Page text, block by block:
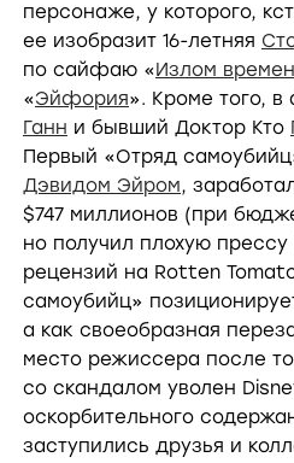
персонаже, у которого,
ее изобразит 16-летняя
по сайфаю «Излом
«Эйфория». Кроме того,
Ганн и бывший Доктор Кто
Первый «Отряд
Дэвидом Эйром,
$747 миллионов (при
но получил плохую
рецензий на Rotten
самоубийц»
а как своеобразная
место режиссера после
со скандалом уволен
оскорбительного
заступились друзья и